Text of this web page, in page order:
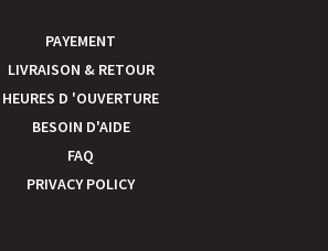
PAYEMENT
LIVRAISON & RETOUR
HEURES D 'OUVERTURE
BESOIN D'AIDE
FAQ
PRIVACY POLICY